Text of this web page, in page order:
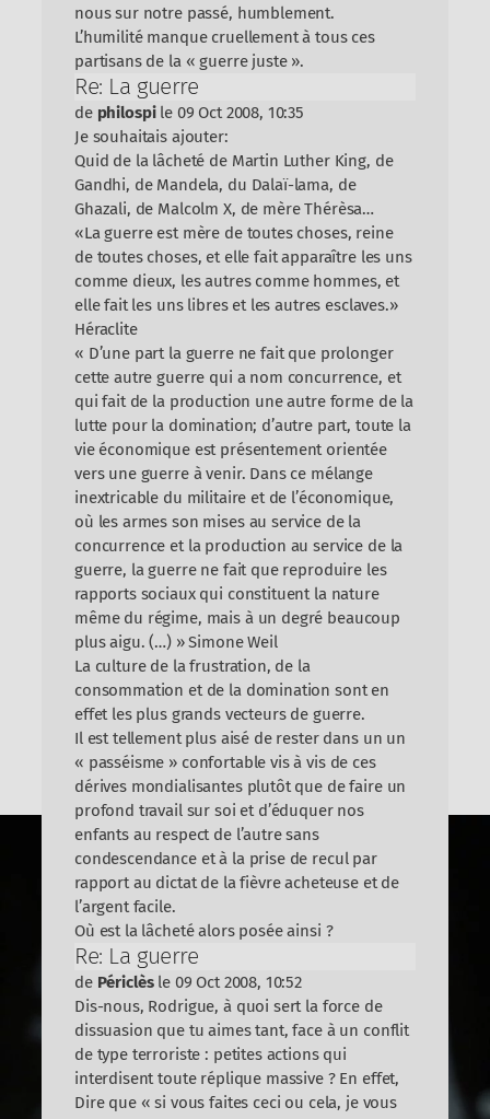
nous sur notre passé, humblement.
L’humilité manque cruellement à tous ces
partisans de la « guerre juste ».
Re: La guerre
de philospile 09 Oct 2008, 10:35
Je souhaitais ajouter:
Quid de la lâcheté de Martin Luther King, de
Gandhi, de Mandela, du Dalaï-lama, de
Ghazali, de Malcolm X, de mère Thérèsa…
«La guerre est mère de toutes choses, reine
de toutes choses, et elle fait apparaître les uns
comme dieux, les autres comme hommes, et
elle fait les uns libres et les autres esclaves.»
Héraclite
« D’une part la guerre ne fait que prolonger
cette autre guerre qui a nom concurrence, et
qui fait de la production une autre forme de la
lutte pour la domination; d’autre part, toute la
vie économique est présentement orientée
vers une guerre à venir. Dans ce mélange
inextricable du militaire et de l’économique,
où les armes son mises au service de la
concurrence et la production au service de la
guerre, la guerre ne fait que reproduire les
rapports sociaux qui constituent la nature
même du régime, mais à un degré beaucoup
plus aigu. (…) » Simone Weil
La culture de la frustration, de la
consommation et de la domination sont en
effet les plus grands vecteurs de guerre.
Il est tellement plus aisé de rester dans un un
« passéisme » confortable vis à vis de ces
dérives mondialisantes plutôt que de faire un
profond travail sur soi et d’éduquer nos
enfants au respect de l’autre sans
condescendance et à la prise de recul par
rapport au dictat de la fièvre acheteuse et de
l’argent facile.
Où est la lâcheté alors posée ainsi ?
Re: La guerre
de Périclèsle 09 Oct 2008, 10:52
Dis-nous, Rodrigue, à quoi sert la force de
dissuasion que tu aimes tant, face à un conflit
de type terroriste : petites actions qui
interdisent toute réplique massive ? En effet,
Dire que « si vous faites ceci ou cela, je vous